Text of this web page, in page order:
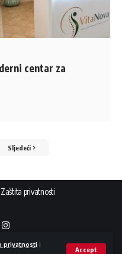
privatnosti i
Accept
centar za
Sljedeći
Zaštita privatnosti